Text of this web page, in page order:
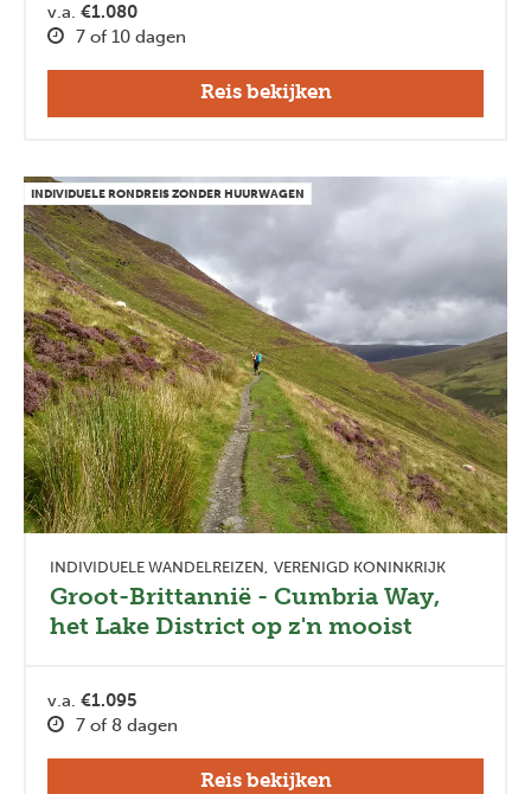
v.a. €1.080
7 of 10 dagen
Reis bekijken
INDIVIDUELE RONDREIS ZONDER HUURWAGEN
INDIVIDUELE WANDELREIZEN VERENIGD KONINKRIJK
Groot-Brittannië - Cumbria Way,
het Lake District op z'n mooist
v.a. €1.095
7 of 8 dagen
Reis bekijken